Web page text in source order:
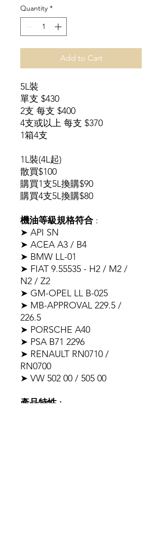
Quantity *
Add to Cart
5L裝
單支 $430
2支 每支 $400
4支或以上 每支 $370
1箱4支
1L裝(4L起)
散買$100
購買1支5L換購$90
購買4支5L換購$80
機油等級規格符合 :
➤ API SN
➤ ACEA A3 / B4
➤ BMW LL-01
➤ FIAT 9.55535 - H2 / M2 /
N2 / Z2
➤ GM-OPEL LL B-025
➤ MB-APPROVAL 229.5 /
226.5
➤ PORSCHE A40
➤ PSA B71 2296
➤ RENAULT RN0710 /
RN0700
➤ VW 502 00 / 505 00
產品特性 :